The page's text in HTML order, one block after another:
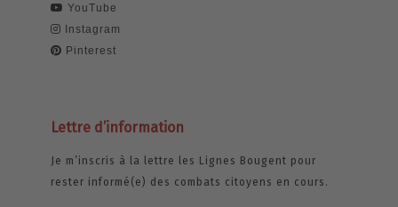
YouTube
Instagram
Pinterest
Lettre d’information
Je m’inscris à la lettre les Lignes Bougent pour
rester informé(e) des combats citoyens en cours.